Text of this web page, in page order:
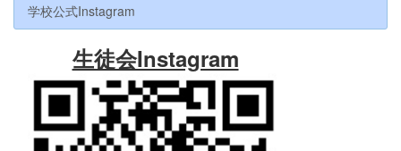
学校公式Instagram
生徒会Instagram